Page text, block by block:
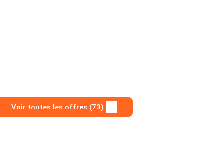
Voir toutes les offres (73)